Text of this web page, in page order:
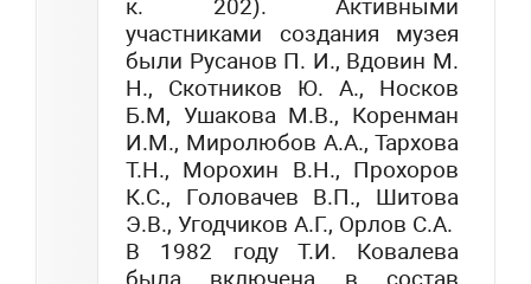
к. 202). Активными
участниками создания музея
были Русанов П. И., Вдовин М.
Н., Скотников Ю. А., Носков
Б.М, Ушакова М.В., Коренман
И.М., Миролюбов А.А., Тархова
Т.Н., Морохин В.Н., Прохоров
К.С., Головачев В.П., Шитова
Э.В., Угодчиков А.Г., Орлов С.А.
В 1982 году Т.И. Ковалева